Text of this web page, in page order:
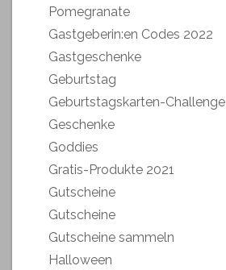
Pomegranate
Gastgeberin:en Codes 2022
Gastgeschenke
Geburtstag
Geburtstagskarten-Challenge
Geschenke
Goddies
Gratis-Produkte 2021
Gutscheine
Gutscheine
Gutscheine sammeln
Halloween